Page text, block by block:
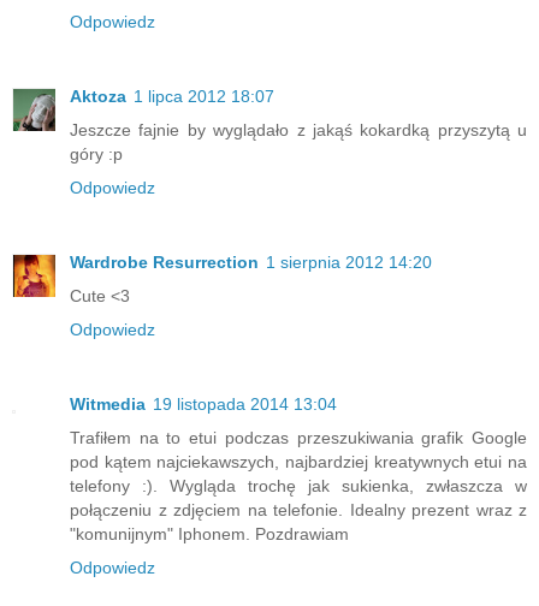
Odpowiedz
Aktoza 1 lipca 2012 18:07
Jeszcze fajnie by wyglądało z jakąś kokardką przyszytą u
góry :p
Odpowiedz
Wardrobe Resurrection 1 sierpnia 2012 14:20
Cute <3
Odpowiedz
Witmedia 19 listopada 2014 13:04
Trafiłem na to etui podczas przeszukiwania grafik Google
pod kątem najciekawszych, najbardziej kreatywnych etui na
telefony :). Wygląda trochę jak sukienka, zwłaszcza w
połączeniu z zdjęciem na telefonie. Idealny prezent wraz z
"komunijnym" Iphonem. Pozdrawiam
Odpowiedz